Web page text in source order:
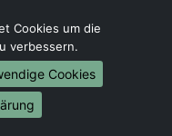
Cookies um die
verbessern.
Cookies